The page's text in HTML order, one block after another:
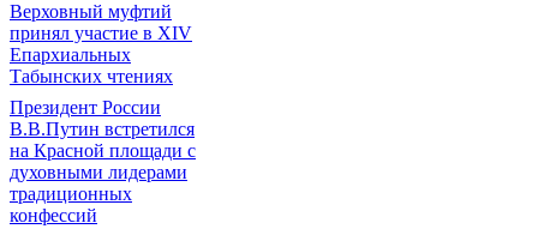
Верховный муфтий
принял участие в ХIV
Епархиальных
Табынских чтениях
Президент России
В.В.Путин встретился
на Красной площади с
духовными лидерами
традиционных
конфессий